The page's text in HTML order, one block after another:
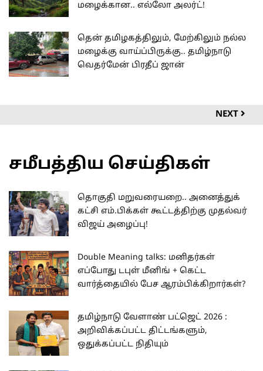
மழைக்கான.. எல்லோ அலர்ட்!
தென் தமிழகத்திலும், மேற்கிலும் நல்ல
மழைக்கு வாய்ப்பிருக்கு.. தமிழ்நாடு
வெதர்மேன் பிரதீப் ஜான்
NEXT
சமீபத்திய செய்திகள்
தொகுதி மறுவரையறை.. அனைத்துக்
கட்சி எம்.பிக்கள் கூட்டத்திற்கு முதல்வர்
விஜய் அழைப்பு!
Double Meaning talks: மனிதர்கள்
எப்போது டபுள் மீனிங் + கெட்ட
வார்த்தையில் பேச ஆரம்பிக்கிறார்கள்?
தமிழ்நாடு வேளாண் பட்ஜெட் 2026 :
அறிவிக்கப்பட்ட திட்டங்களும்,
ஒதுக்கப்பட்ட நிதியும்